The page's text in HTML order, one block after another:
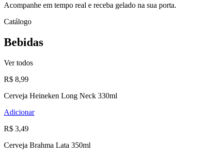
Acompanhe em tempo real e receba gelado na sua porta.
Catálogo
Bebidas
Ver todos
R$ 8,99
Cerveja Heineken Long Neck 330ml
Adicionar
R$ 3,49
Cerveja Brahma Lata 350ml